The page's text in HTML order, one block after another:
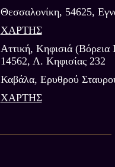
Θεσσαλονίκη, 54625,
ΧΑΡΤΗΣ
Αττική, Κηφισιά (Βόρεια
14562, Λ. Κηφισίας 232
Καβάλα, Eρυθρού
ΧΑΡΤΗΣ